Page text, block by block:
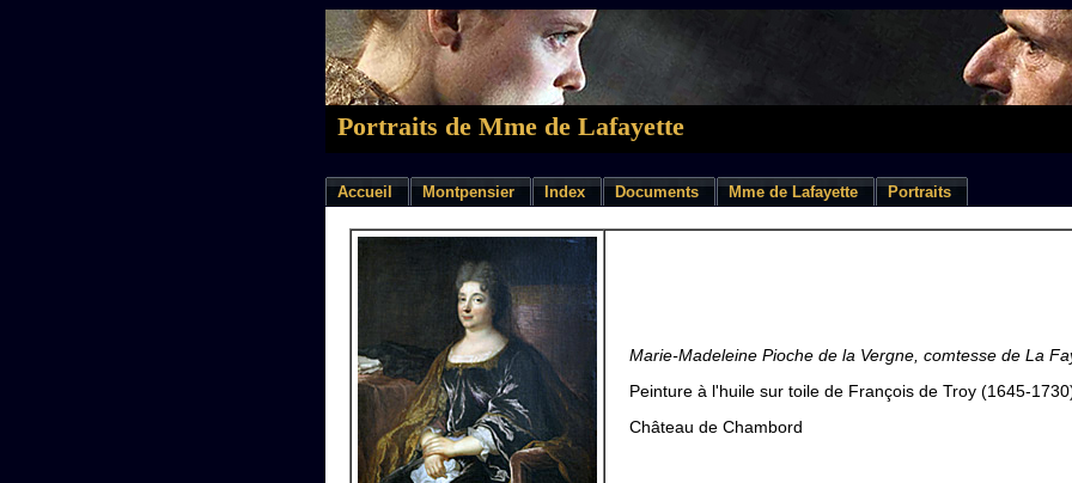
Portraits de Mme de Lafayette
Accueil Montpensier Index Documents Mme de Lafayette Portraits
Marie-Madeleine Pioche de la Vergne, comtesse de La
Peinture à l'huile sur toile de François de Troy (1645-
Château de Chambord